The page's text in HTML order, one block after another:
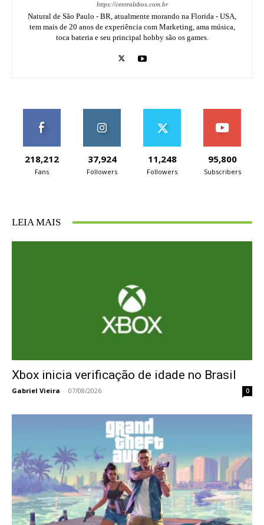
https://centralxbox.com.br
Natural de São Paulo - BR, atualmente morando na Florida - USA,
tem mais de 20 anos de experiência com Marketing, ama música,
toca bateria e seu principal hobby são os games.
218,212
Fans
37,924
Followers
11,248
Followers
95,800
Subscribers
LEIA MAIS
Xbox inicia verificação de idade no Brasil
Gabriel Vieira - 07/08/2026 0